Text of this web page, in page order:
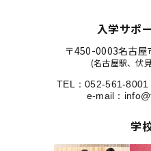
入学サポ
〒450-0003名古屋
(名古屋駅、伏
TEL：052-561-8001
e-mail：
学